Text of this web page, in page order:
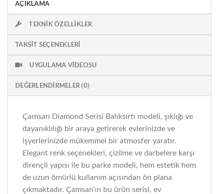
AÇIKLAMA
TEKNIK ÖZELLIKLER
TAKSIT SEÇENEKLERI
UYGULAMA VIDEOSU
DEĞERLENDIRMELER (0)
Çamsan Diamond Serisi Balıksırtı modeli, şıklığı ve
dayanıklılığı bir araya getirerek evlerinizde ve
işyerlerinizde mükemmel bir atmosfer yaratır.
Elegant renk seçenekleri, çizilme ve darbelere karşı
dirençli yapısı ile bu parke modeli, hem estetik hem
de uzun ömürlü kullanım açısından ön plana
çıkmaktadır. Çamsan’ın bu ürün serisi, ev